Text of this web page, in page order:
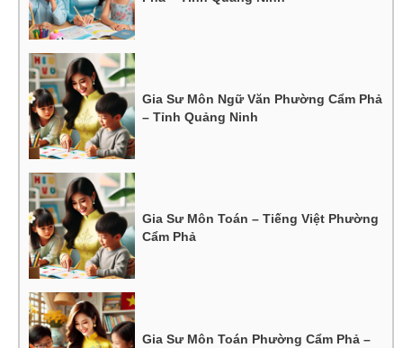
Gia Sư Môn Ngữ Văn Phường Cẩm Phả
– Tỉnh Quảng Ninh
Gia Sư Môn Toán – Tiếng Việt Phường
Cẩm Phả
Gia Sư Môn Toán Phường Cẩm Phả –